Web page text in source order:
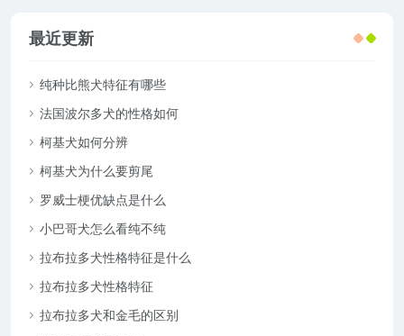
最近更新
纯种比熊犬特征有哪些
法国波尔多犬的性格如何
柯基犬如何分辨
柯基犬为什么要剪尾
罗威士梗优缺点是什么
小巴哥犬怎么看纯不纯
拉布拉多犬性格特征是什么
拉布拉多犬性格特征
拉布拉多犬和金毛的区别